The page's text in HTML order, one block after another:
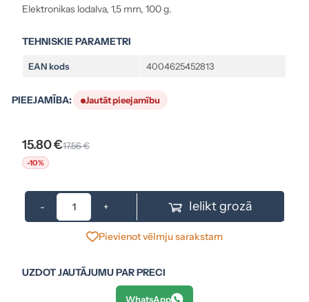
Elektronikas lodalva, 1,5 mm, 100 g.
TEHNISKIE PARAMETRI
EAN kods 4004625452813
PIEEJAMĪBA: Jautāt pieejamību
15.80 €17.56 €
-10%
- + Ielikt grozā
Pievienot vēlmju sarakstam
UZDOT JAUTĀJUMU PAR PRECI
WhatsApp